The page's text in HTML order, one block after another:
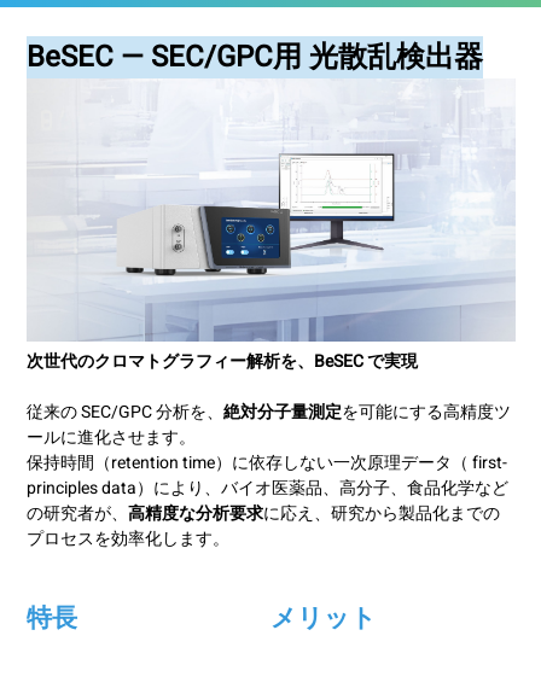
BeSEC — SEC/GPC用 光散乱検出器
次世代のクロマトグラフィー解析を、BeSEC で実現
従来の SEC/GPC 分析を、 絶対分子量測定を可能にする高精度ツ
ールに進化させます。
保持時間（retention time） に依存しない一次原理データ（ first-
principles data） により、バイオ医薬品、高分子、食品化学など
の研究者が、 高精度な分析要求に応え、研究から製品化までの
プロセスを効率化します。
特長 メリット